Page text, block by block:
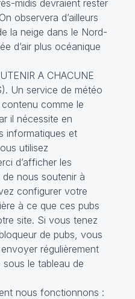
midis devraient rester
observera d’ailleurs
la neige dans le Nord-
d’air plus océanique
A CHACUNE
Un service de météo
comme le
il nécessite en
informatiques et
utilisez
d’afficher les
nous soutenir à
configurer votre
à ce que ces pubs
site. Si vous tenez
de pubs, vous
régulièrement
le tableau de
nous fonctionnons :